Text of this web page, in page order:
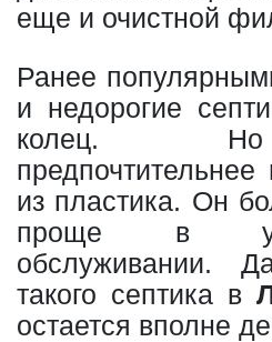
еще и очистной
Ранее
и недорогие
колец.
из пластика. Он
проще в
обслуживании.
такого септика в
остается вполне